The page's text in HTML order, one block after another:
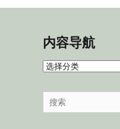
内容导航
内
导
航
Search
for: